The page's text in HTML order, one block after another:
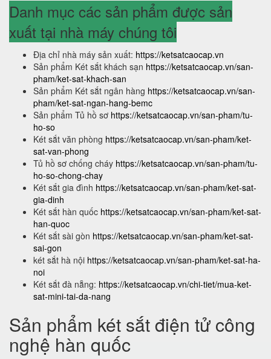
Danh mục các sản phẩm được sản
xuất tại nhà máy chúng tôi
Địa chỉ nhà máy sản xuất: https://ketsatcaocap.vn
Sản phẩm Két sắt khách sạn https://ketsatcaocap.vn/san-
pham/ket-sat-khach-san
Sản phẩm Két sắt ngân hàng https://ketsatcaocap.vn/san-
pham/ket-sat-ngan-hang-bemc
Sản phẩm Tủ hồ sơ https://ketsatcaocap.vn/san-pham/tu-
ho-so
Két sắt văn phòng https://ketsatcaocap.vn/san-pham/ket-
sat-van-phong
Tủ hồ sơ chống cháy https://ketsatcaocap.vn/san-pham/tu-
ho-so-chong-chay
Két sắt gia đình https://ketsatcaocap.vn/san-pham/ket-sat-
gia-dinh
Két sắt hàn quốc https://ketsatcaocap.vn/san-pham/ket-sat-
han-quoc
Két sắt sài gòn https://ketsatcaocap.vn/san-pham/ket-sat-
sai-gon
két sắt hà nội https://ketsatcaocap.vn/san-pham/ket-sat-ha-
noi
Két sắt đà nẵng: https://ketsatcaocap.vn/chi-tiet/mua-ket-
sat-mini-tai-da-nang
Sản phẩm két sắt điện tử công
nghệ hàn quốc